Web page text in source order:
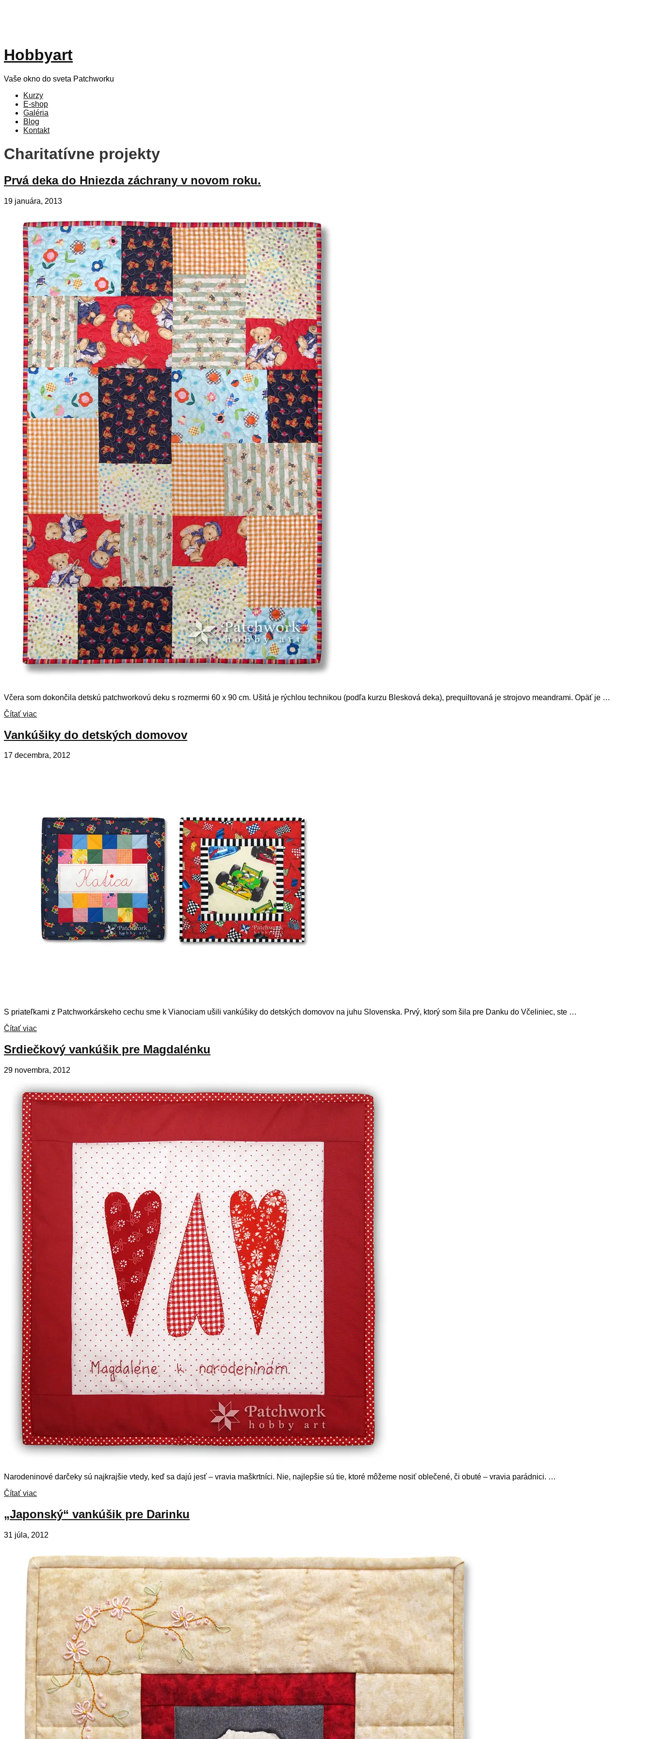
Hobbyart
Vaše okno do sveta Patchworku
Kurzy
E-shop
Galéria
Blog
Kontakt
Charitatívne projekty
Prvá deka do Hniezda záchrany v novom roku.
19 januára, 2013
Včera som dokončila detskú patchworkovú deku s rozmermi 60 x 90 cm. Ušitá je rýchlou technikou (podľa kurzu Blesková deka), prequiltovaná je strojovo meandrami. Opäť je …
Čítať viac
Vankúšiky do detských domovov
17 decembra, 2012
S priateľkami z Patchworkárskeho cechu sme k Vianociam ušili vankúšiky do detských domovov na juhu Slovenska. Prvý, ktorý som šila pre Danku do Včeliniec, ste …
Čítať viac
Srdiečkový vankúšik pre Magdalénku
29 novembra, 2012
Narodeninové darčeky sú najkrajšie vtedy, keď sa dajú jesť – vravia maškrtníci. Nie, najlepšie sú tie, ktoré môžeme nosiť oblečené, či obuté – vravia parádnici. …
Čítať viac
„Japonský“ vankúšik pre Darinku
31 júla, 2012